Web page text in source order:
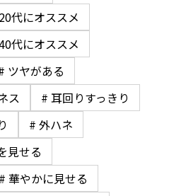
代にオススメ
代にオススメ
ツヤがある
ス
# 耳回りすっきり
# 外ハネ
見せる
# 華やかに見せる